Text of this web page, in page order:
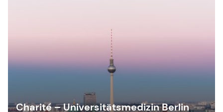
Charité – Universitätsmedizin Berlin